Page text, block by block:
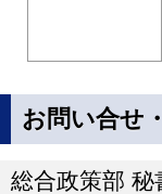
お問い合せ
総合政策部 秘